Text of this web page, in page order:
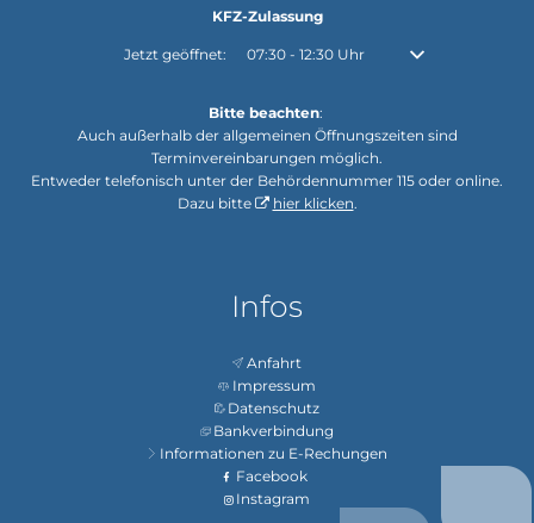
KFZ-Zulassung
Klicken, um weitere Öffnungs- oder Schließzeiten
Jetzt geöffnet: 07:30 - 12:30 Uhr Von 07:30 bis 12:30
Bitte beachten:
Auch außerhalb der allgemeinen Öffnungszeiten sind
Terminvereinbarungen möglich.
Entweder telefonisch unter der Behördennummer 115 oder online.
Dazu bitte
hier klicken.
Infos
Anfahrt
Impressum
Datenschutz
Bankverbindung
Informationen zu E-Rechungen
Facebook
Instagram